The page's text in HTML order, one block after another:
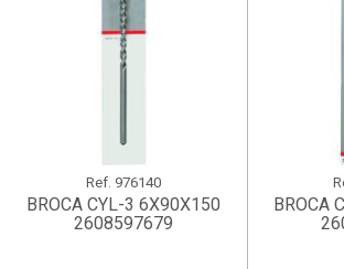
Ref. 976140
BROCA CYL-3 6X90X150
2608597679
BROCA